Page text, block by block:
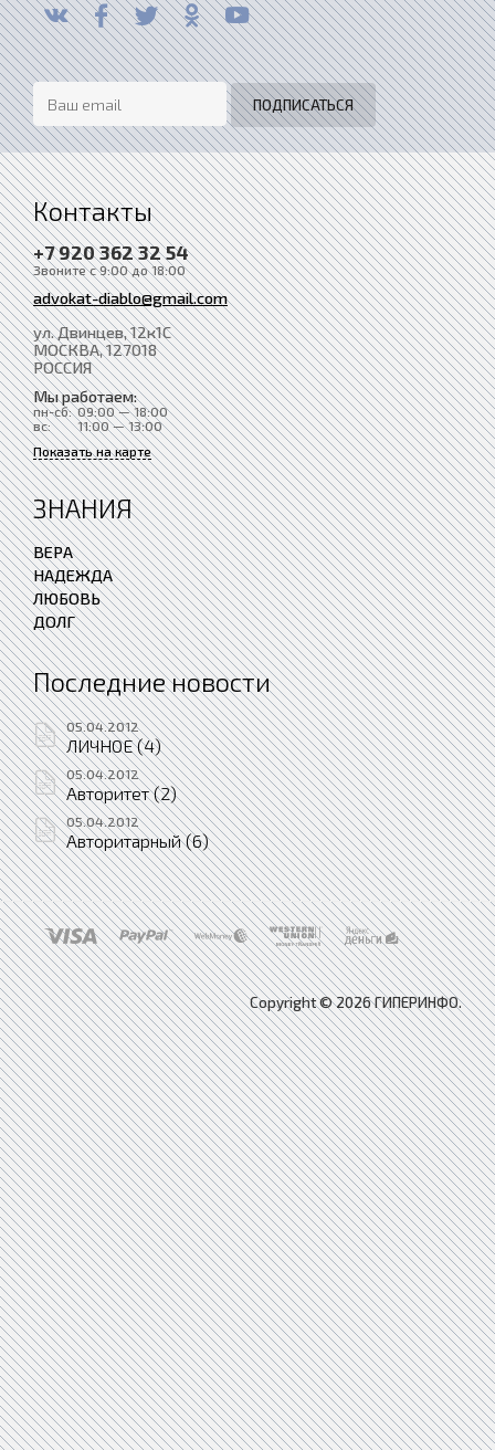
Контакты
+7 920 362 32 54
Звоните с 9:00 до 18:00
advokat-diablo@gmail.com
ул. Двинцев, 12к1С
МОСКВА, 127018
РОССИЯ
Мы работаем:
пн-сб: 09:00 — 18:00
вс:
11:00 — 13:00
Показать на карте
ЗНАНИЯ
ВЕРА
НАДЕЖДА
ЛЮБОВЬ
ДОЛГ
Последние новости
05.04.2012
ЛИЧНОЕ (4)
05.04.2012
Авторитет (2)
05.04.2012
Авторитарный (6)
Copyright © 2026 ГИПЕРИНФО.